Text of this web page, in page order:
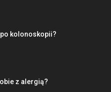
kolonoskopii?
z alergią?